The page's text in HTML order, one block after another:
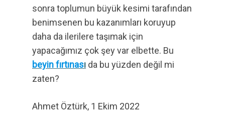
sonra toplumun büyük kesimi tarafından
benimsenen bu kazanımları koruyup
daha da ilerilere taşımak için
yapacağımız çok şey var elbette. Bu
beyin fırtınası da bu yüzden değil mi
zaten?
Ahmet Öztürk, 1 Ekim 2022